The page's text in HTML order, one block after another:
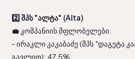
2️⃣ შპს "ალტა" (Alta)
💼 კომპანიის მფლობელები:
- ირაკლი კაკაბაძე (შპს "დაგეტა
გავლით): 47.5%